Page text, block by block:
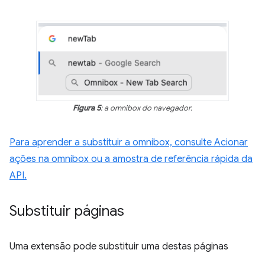
Figura 5: a omnibox do navegador.
Para aprender a substituir a omnibox, consulte Acionar
ações na omnibox ou a amostra de referência rápida da
API.
Substituir páginas
Uma extensão pode substituir uma destas páginas